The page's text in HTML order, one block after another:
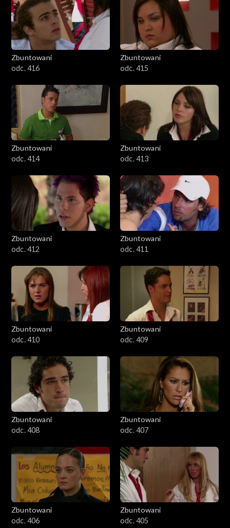
Zbuntowani
odc. 416
Zbuntowani
odc. 415
Zbuntowani
odc. 414
Zbuntowani
odc. 413
Zbuntowani
odc. 412
Zbuntowani
odc. 411
Zbuntowani
odc. 410
Zbuntowani
odc. 409
Zbuntowani
odc. 408
Zbuntowani
odc. 407
Zbuntowani
odc. 406
Zbuntowani
odc. 405